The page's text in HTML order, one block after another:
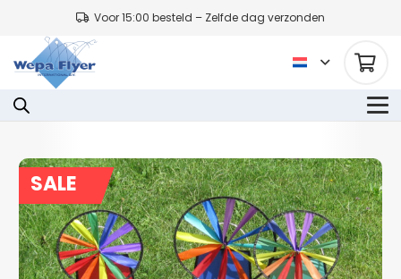
Voor 15:00 besteld – Zelfde dag verzonden
SALE